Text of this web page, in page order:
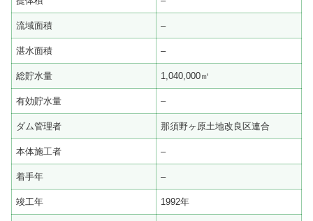
流域面積 –
湛水面積 –
総貯水量 1,040,000㎥
有効貯水量 –
ダム管理者 那須野ヶ原土地改良区連合
本体施工者 –
着手年 –
竣工年 1992年